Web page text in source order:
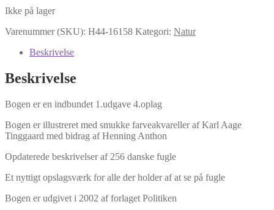
Ikke på lager
Varenummer (SKU): H44-16158 Kategori: Natur
Beskrivelse
Beskrivelse
Bogen er en indbundet 1.udgave 4.oplag
Bogen er illustreret med smukke farveakvareller af Karl Aage
Tinggaard med bidrag af Henning Anthon
Opdaterede beskrivelser af 256 danske fugle
Et nyttigt opslagsværk for alle der holder af at se på fugle
Bogen er udgivet i 2002 af forlaget Politiken